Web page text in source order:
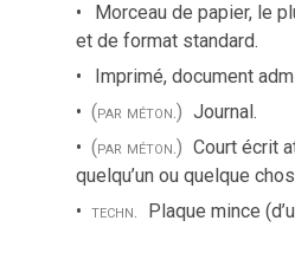
Morceau de papier, le
et de format standard.
Imprimé, document
(par méton.) Journal.
(par méton.) Court écrit
quelqu’un ou quelque
techn. Plaque mince